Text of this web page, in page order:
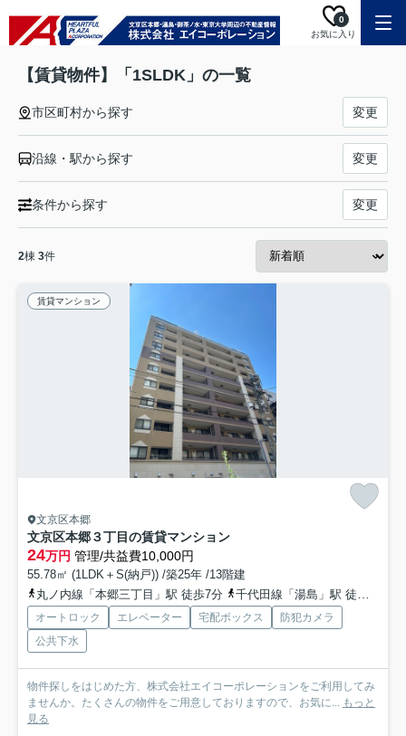
お気に入り
0
【賃貸物件】「1SLDK」の一覧
市区町村から探す 変更
沿線・駅から探す 変更
条件から探す 変更
2棟 3件
賃貸マンション
文京区本郷
文京区本郷３丁目の賃貸マンション
24万円 管理/共益費10,000円
55.78㎡ (1LDK＋S(納戸)) /築25年 /13階建
丸ノ内線「本郷三丁目」駅 徒歩7分
千代田線「湯島」駅 徒歩8分
オートロック エレベーター 宅配ボックス
防犯カメラ
公共下水
物件探しをはじめた方、株式会社エイコーポレーションをご利用してみ
ませんか。たくさんの物件をご用意しておりますので、お気に... もっと
見る